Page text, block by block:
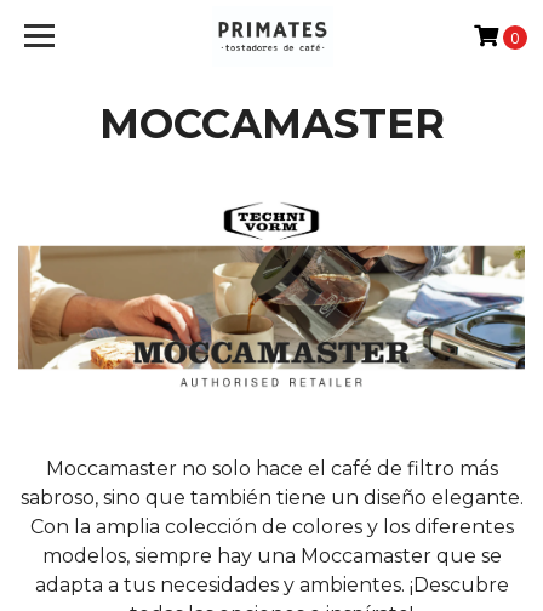
0
MOCCAMASTER
Moccamaster no solo hace el café de filtro más
sabroso, sino que también tiene un diseño elegante.
Con la amplia colección de colores y los diferentes
modelos, siempre hay una Moccamaster que se
adapta a tus necesidades y ambientes. ¡Descubre